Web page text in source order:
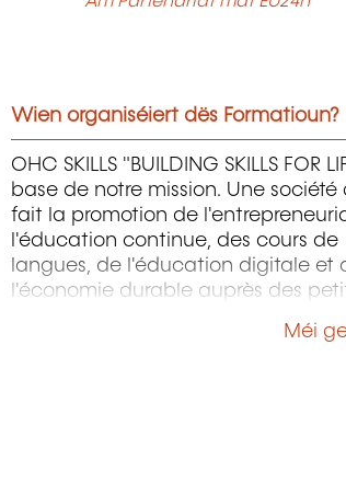
Wien organiséiert dës Formatioun?
OHC SKILLS "BUILDING SKILLS FOR
base de notre mission. Une société
fait la promotion de
l'éducation continue, des cours de
langues, de l'éducation digitale et
l'économie durable auprès des
Méi